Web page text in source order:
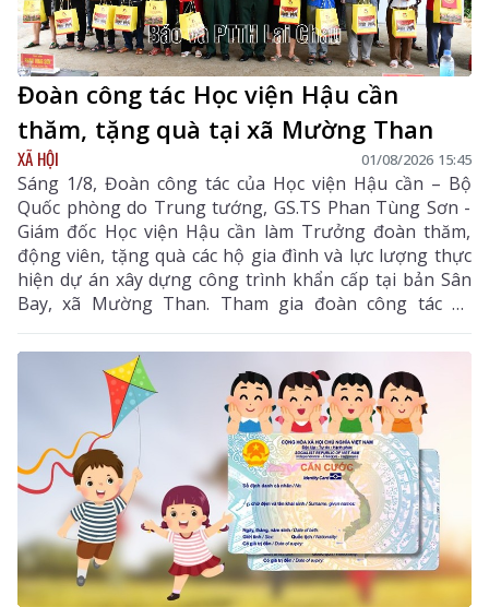
Đoàn công tác Học viện Hậu cần
thăm, tặng quà tại xã Mường Than
XÃ HỘI 01/08/2026 15:45
Sáng 1/8, Đoàn công tác của Học viện Hậu cần – Bộ
Quốc phòng do Trung tướng, GS.TS Phan Tùng Sơn -
Giám đốc Học viện Hậu cần làm Trưởng đoàn thăm,
động viên, tặng quà các hộ gia đình và lực lượng thực
hiện dự án xây dựng công trình khẩn cấp tại bản Sân
Bay, xã Mường Than. Tham gia đoàn công tác có
Thiếu tướng Nguyễn Quang Dũng - Phó Giám đốc Học
viện Hậu Cần, Đại tá Phạm Văn Thành - Phó Chủ
nhiệm Hậu cần - Kỹ thuật Quân khu 2 cùng lãnh đạo,
cán bộ Học viện Hậu cần.